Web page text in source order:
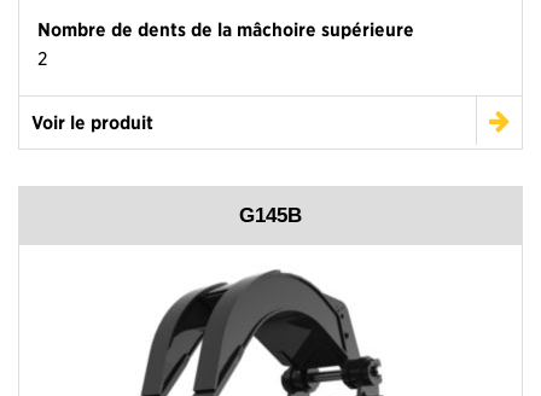
Nombre de dents de la mâchoire supérieure
2
Voir le produit
G145B